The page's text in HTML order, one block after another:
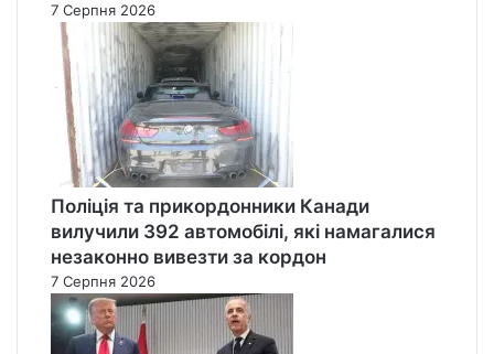
7 Серпня 2026
Поліція та прикордонники Канади
вилучили 392 автомобілі, які намагалися
незаконно вивезти за кордон
7 Серпня 2026